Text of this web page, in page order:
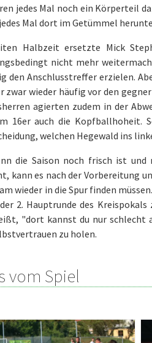
jedes Mal noch ein Körperteil
Mal dort im Getümmel
Halbzeit ersetzte Mick
nicht mehr
den Anschlusstreffer erzielen.
zwar wieder häufig vor den
agierten zudem in der
16er auch die Kopfballhoheit.
welchen Hegewald ins
die Saison noch frisch ist
kann es nach der Vorbereitung
wieder in die Spur finden
2. Hauptrunde des
"dort kannst du nur schlecht
zu holen.
vom Spiel